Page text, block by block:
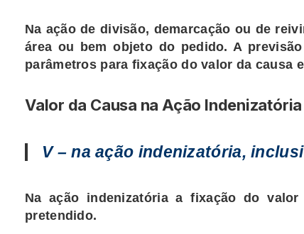
Na ação de divisão, demarcação ou de
área ou bem objeto do pedido. A
parâmetros para fixação do valor da causa
Valor da Causa na Ação Indenizatória
V – na ação indenizatória,
Na ação indenizatória a fixação do
pretendido.